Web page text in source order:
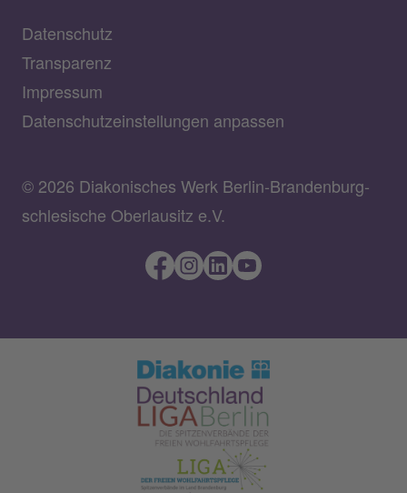
Datenschutz
Transparenz
Impressum
Datenschutzeinstellungen anpassen
© 2026 Diakonisches Werk Berlin-Brandenburg-
schlesische Oberlausitz e.V.